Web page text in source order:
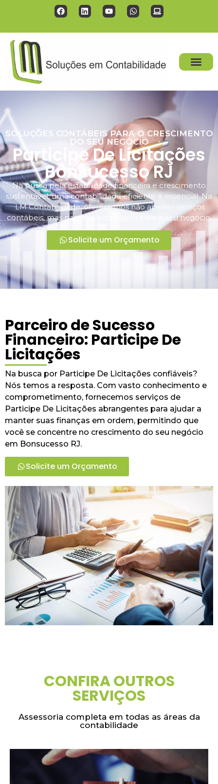
SOLUÇÕES CONTÁBEIS PARA O CRESCIMENTO
DO SEU NEGÓCIO
Participe De Licitações
Bonsucesso RJ
Na busca pela estabilidade financeira e crescimento
sustentável, uma contabilidade eficiente é essencial. Na
LM Contabilidade, oferecemos não apenas serviços
contábeis, mas parceria estratégica para o seu negócio.
Solicite um Orçamento
Parceiro de Sucesso
Financeiro: Participe De
Licitações
Na busca por Participe De Licitações confiáveis?
Nós temos a resposta. Com vasto conhecimento e
comprometimento, fornecemos serviços de
Participe De Licitações abrangentes para ajudar a
manter suas finanças em ordem, permitindo que
você se concentre no crescimento do seu negócio
em Bonsucesso RJ.
Solicite um Orçamento
CONFIRA OUTROS
SERVIÇOS
Assessoria completa em todas as áreas da
contabilidade